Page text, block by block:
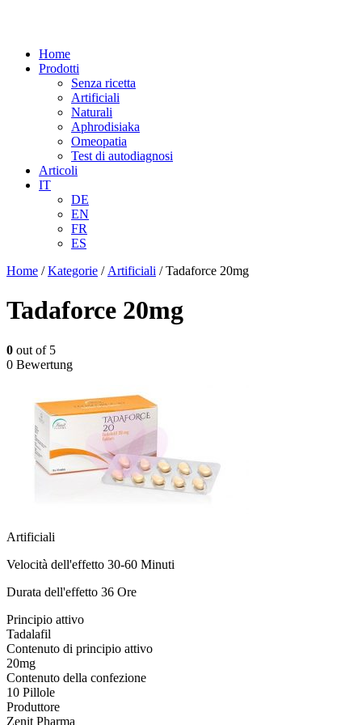
Home
Prodotti
Senza ricetta
Artificiali
Naturali
Aphrodisiaka
Omeopatia
Test di autodiagnosi
Articoli
IT
DE
EN
FR
ES
Home /Kategorie / Artificiali / Tadaforce 20mg
Tadaforce 20mg
0 out of 5
0 Bewertung
Artificiali
Velocità dell'effetto 30-60 Minuti
Durata dell'effetto 36 Ore
Principio attivo
Tadalafil
Contenuto di principio attivo
20mg
Contenuto della confezione
10 Pillole
Produttore
Zenit Pharma